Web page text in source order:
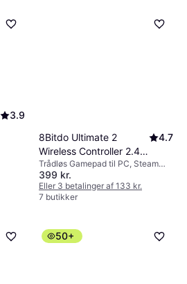
3.9
8Bitdo Ultimate 2
Wireless Controller 2.4G
- Black
4.7
Trådløs Gamepad til PC, Steam
Deck
399 kr.
Eller 3 betalinger af 133 kr.
7 butikker
50+